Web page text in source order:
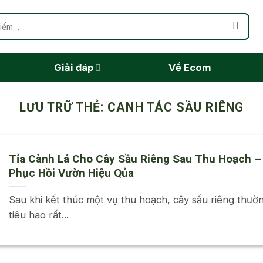
Giải đáp Về Ecom
LƯU TRỮ THẺ: CANH TÁC SẦU RIÊNG
Tỉa Cành Lá Cho Cây Sầu Riêng Sau Thu Hoạch –
Phục Hồi Vườn Hiệu Qủa
Sau khi kết thúc một vụ thu hoạch, cây sầu riêng
tiêu hao rất...